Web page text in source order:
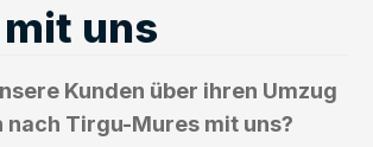
uns
Kunden über ihren Umzug
nach Tirgu-Mures mit uns?